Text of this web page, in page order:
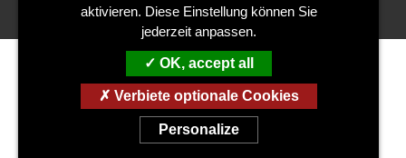
aktivieren. Diese Einstellung können Sie
jederzeit anpassen.
OK, accept all
Verbiete optionale Cookies
Personalize